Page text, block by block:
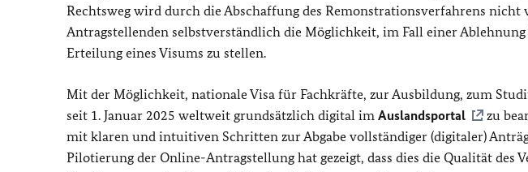
Rechtsweg wird durch die Abschaffung des Remonstrationsverfahrens nicht
Antragstellenden selbstverständlich die Möglichkeit, im Fall einer
Erteilung eines Visums zu stellen.
Mit der Möglichkeit, nationale Visa für Fachkräfte, zur Ausbildung, zum
seit 1. Januar 2025 weltweit grundsätzlich digital im Auslandsportal
zu
mit klaren und intuitiven Schritten zur Abgabe vollständiger (digitaler)
Pilotierung der Online-Antragstellung hat gezeigt, dass dies die Qualität des